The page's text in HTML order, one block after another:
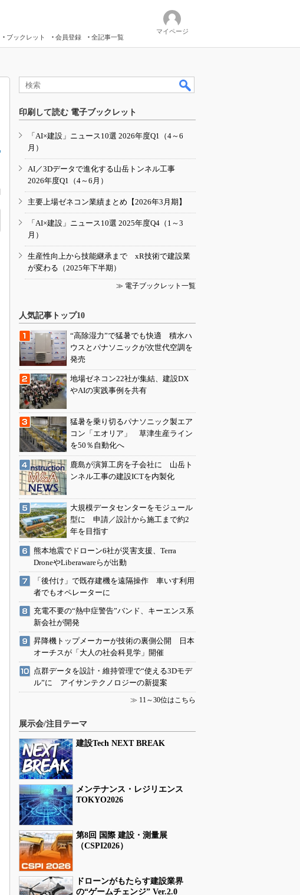
ブックレット 会員登録 全記事一覧
マイページ
印刷して読む 電子ブックレット
「AI×建設」ニュース10選 2026年度Q1（4～6
月）
AI／3Dデータで進化する山岳トンネル工事
2026年度Q1（4～6月）
主要上場ゼネコン業績まとめ【2026年3月期】
「AI×建設」ニュース10選 2025年度Q4（1～3
月）
生産性向上から技能継承まで xR技術で建設業
が変わる（2025年下半期）
≫ 電子ブックレット一覧
人気記事トップ10
“高除湿力”で猛暑でも快適 積水ハ
ウスとパナソニックが次世代空調を
発売
地場ゼネコン22社が集結、建設DX
やAIの実践事例を共有
猛暑を乗り切るパナソニック製エア
コン「エオリア」 草津生産ライン
を50％自動化へ
鹿島が演算工房を子会社に 山岳ト
ンネル工事の建設ICTを内製化
大規模データセンターをモジュール
型に 申請／設計から施工まで約2
年を目指す
熊本地震でドローン6社が災害支援、Terra
DroneやLiberawareらが出動
「後付け」で既存建機を遠隔操作 車いす利用
者でもオペレーターに
充電不要の“熱中症警告”バンド、キーエンス系
新会社が開発
昇降機トップメーカーが技術の裏側公開 日本
オーチスが「大人の社会科見学」開催
点群データを設計・維持管理で“使える3Dモデ
ル”に アイサンテクノロジーの新提案
≫ 11～30位はこちら
展示会/注目テーマ
建設Tech NEXT BREAK
メンテナンス・レジリエンス
TOKYO2026
第8回 国際 建設・測量展
（CSPI2026）
ドローンがもたらす建設業界
の“ゲームチェンジ” Ver.2.0